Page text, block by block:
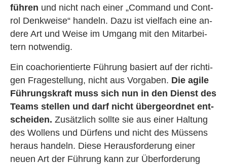
füh­ren und nicht nach einer „Com­mand und Con­t­
rol Denk­wei­se“ han­deln. Dazu ist viel­fach eine an­
de­re Art und Weise im Um­gang mit den Mit­ar­bei­
tern not­wen­dig.
Ein coach­ori­en­tier­te Füh­rung ba­siert auf der rich­ti­
gen Fra­ge­stel­lung, nicht aus Vor­ga­ben. Die agile
Füh­rungs­kraft muss sich nun in den Dienst des
Teams stel­len und darf nicht über­ge­ord­net ent­
schei­den. Zu­sätz­lich soll­te sie aus einer Hal­tung
des Wol­lens und Dür­fens und nicht des Müs­sens
her­aus han­deln. Diese Her­aus­for­de­rung einer
neuen Art der Füh­rung kann zur Über­for­de­rung